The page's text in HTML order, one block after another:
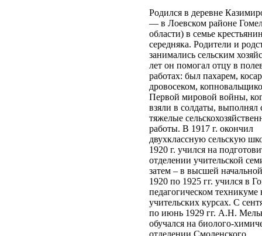
Родился в деревне
— в Лоевском районе
области) в семье
середняка. Родители и
занимались сельским
лет он помогал отцу в
работах: был пахарем,
дровосеком,
Первой мировой войны,
взяли в солдаты, выполнял
тяжелые
работы. В 1917 г. окончил
двухклассную сельскую
1920 г. учился на
отделении учительской
затем – в высшей
1920 по 1925 гг. учился в
педагогическом техникуме
учительских курсах. С
по июнь 1929 гг. А.Н.
обучался на биолого-